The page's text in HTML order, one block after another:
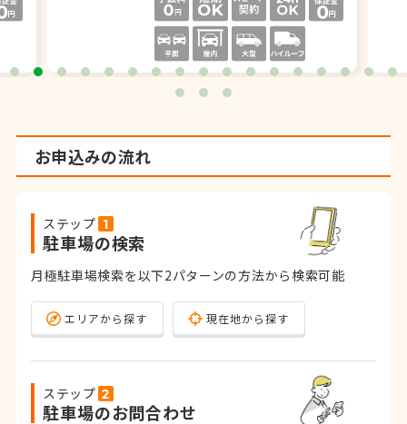
お申込みの流れ
ステップ
駐車場の検索
月極駐車場検索を以下2パターンの方法から検索可能
エリアから探す 現在地から探す
ステップ
駐車場のお問合わせ